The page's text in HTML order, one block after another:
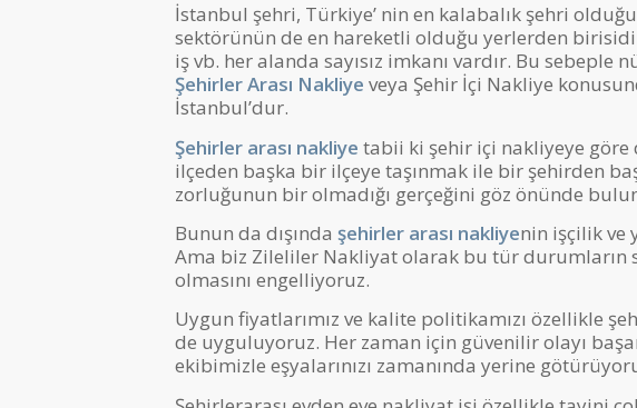
İstanbul şehri, Türkiye’ nin en kalabalık şehri
sektörünün de en hareketli olduğu yerlerden
iş vb. her alanda sayısız imkanı vardır. Bu sebeple
Şehirler Arası Nakliye veya Şehir İçi Nakliye
İstanbul’dur.
Şehirler arası nakliye tabii ki şehir içi nakliyeye göre
ilçeden başka bir ilçeye taşınmak ile bir şehirden
zorluğunun bir olmadığı gerçeğini göz önünde
Bunun da dışında şehirler arası nakliyenin işçilik ve
Ama biz Zileliler Nakliyat olarak bu tür durumların
olmasını engelliyoruz.
Uygun fiyatlarımız ve kalite politikamızı özellikle
de uyguluyoruz. Her zaman için güvenilir olayı
ekibimizle eşyalarınızı zamanında yerine